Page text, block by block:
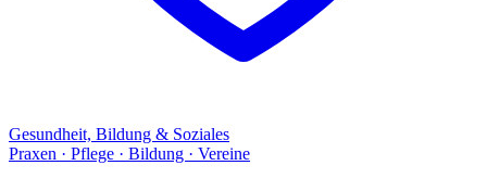
Gesundheit, Bildung & Soziales
Praxen · Pflege · Bildung · Vereine